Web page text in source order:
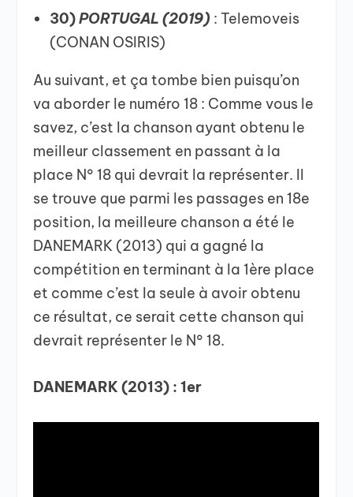
30)PORTUGAL (2019): Telemoveis
(CONAN OSIRIS)
Au suivant, et ça tombe bien puisqu’on
va aborder le numéro 18 : Comme vous le
savez, c’est la chanson ayant obtenu le
meilleur classement en passant à la
place N° 18 qui devrait la représenter. Il
se trouve que parmi les passages en 18e
position, la meilleure chanson a été le
DANEMARK (2013) qui a gagné la
compétition en terminant à la 1ère place
et comme c’est la seule à avoir obtenu
ce résultat, ce serait cette chanson qui
devrait représenter le N° 18.
DANEMARK (2013) : 1er